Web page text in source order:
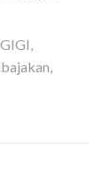
GIGI,
,